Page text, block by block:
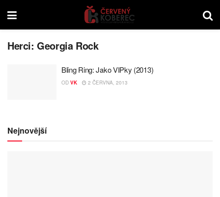
Herci:Georgia Rock
Bling Ring: Jako VIPky (2013)
OD VK 2 ČERVNA, 2013
Nejnovější